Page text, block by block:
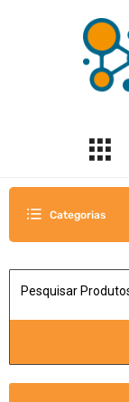
Categorias